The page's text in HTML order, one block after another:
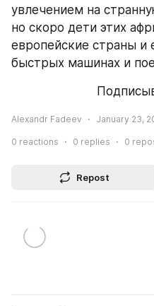
увлечением на
но скоро дети этих
европейские страны и
быстрых машинах и
Alexandr Fadeev January 23,
0 reactions 0 replies 0
Repost